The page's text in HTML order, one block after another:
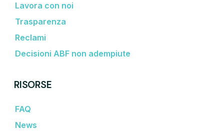
Lavora con noi
Trasparenza
Reclami
Decisioni ABF non adempiute
RISORSE
FAQ
News